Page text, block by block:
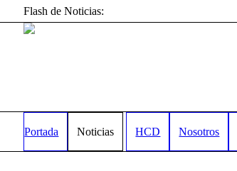
Flash de Noticias:
Portada Noticias HCD Nosotros